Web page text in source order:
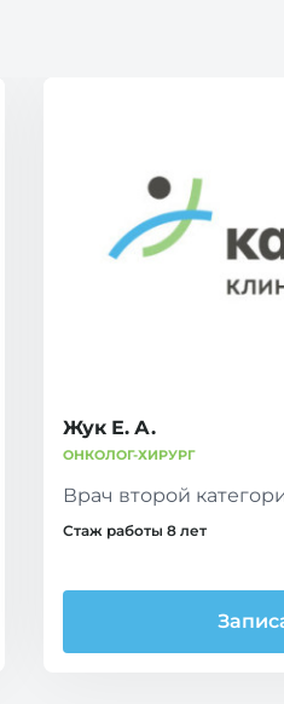
Жук Е. А.
ОНКОЛОГ-ХИРУРГ
Врач второй
Стаж работы 8 лет